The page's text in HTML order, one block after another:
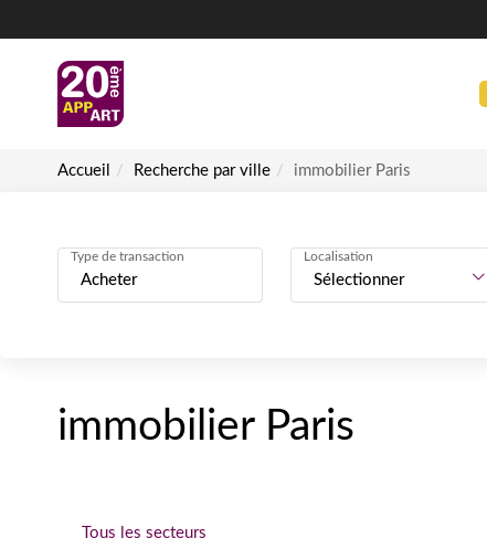
Accueil Recherche par ville immobilier Paris
Acheter
Type de transaction
Sélectionner
Localisation
immobilier Paris
Tous les secteurs